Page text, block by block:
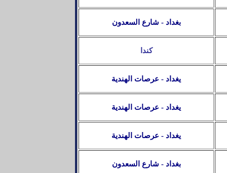
بغداد - شارع السعدون
كندا
يغداد - عرصات الهندية
يغداد - عرصات الهندية
يغداد - عرصات الهندية
بغداد - شارع السعدون